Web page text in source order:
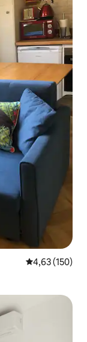
Gemiddelde
4,63 (150)